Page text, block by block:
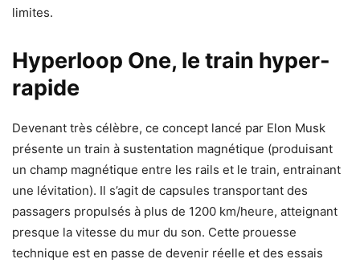
limites.
Hyperloop One, le train hyper-
rapide
Devenant très célèbre, ce concept lancé par Elon Musk
présente un train à sustentation magnétique (produisant
un champ magnétique entre les rails et le train, entrainant
une lévitation). Il s’agit de capsules transportant des
passagers propulsés à plus de 1200 km/heure, atteignant
presque la vitesse du mur du son. Cette prouesse
technique est en passe de devenir réelle et des essais